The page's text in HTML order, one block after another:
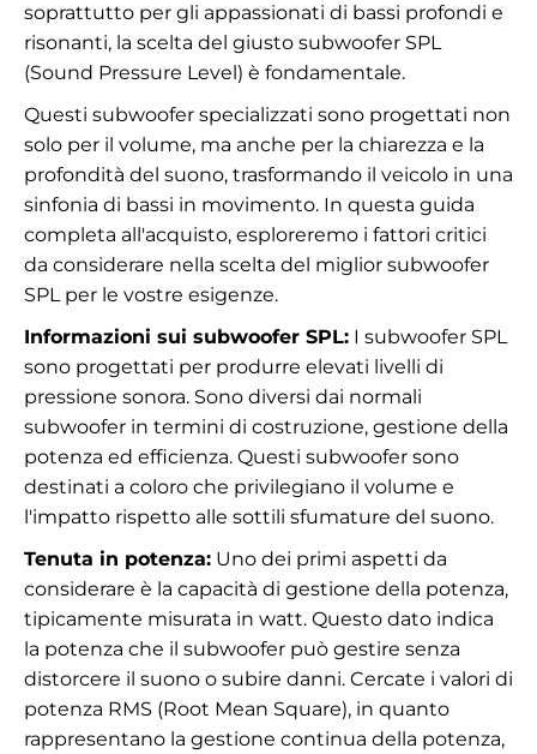
soprattutto per gli appassionati di bassi profondi e
risonanti, la scelta del giusto subwoofer SPL
(Sound Pressure Level) è fondamentale.
Questi subwoofer specializzati sono progettati non
solo per il volume, ma anche per la chiarezza e la
profondità del suono, trasformando il veicolo in una
sinfonia di bassi in movimento. In questa guida
completa all'acquisto, esploreremo i fattori critici
da considerare nella scelta del miglior subwoofer
SPL per le vostre esigenze.
Informazioni sui subwoofer SPL: I subwoofer SPL
sono progettati per produrre elevati livelli di
pressione sonora. Sono diversi dai normali
subwoofer in termini di costruzione, gestione della
potenza ed efficienza. Questi subwoofer sono
destinati a coloro che privilegiano il volume e
l'impatto rispetto alle sottili sfumature del suono.
Tenuta in potenza: Uno dei primi aspetti da
considerare è la capacità di gestione della potenza,
tipicamente misurata in watt. Questo dato indica
la potenza che il subwoofer può gestire senza
distorcere il suono o subire danni. Cercate i valori di
potenza RMS (Root Mean Square), in quanto
rappresentano la gestione continua della potenza,